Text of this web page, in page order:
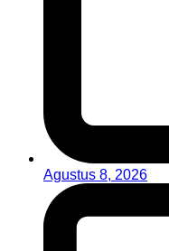
Agustus 8, 2026